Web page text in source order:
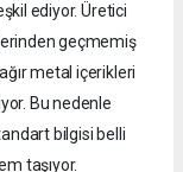
ediyor. Üretici
geçmemiş
metal içerikleri
Bu nedenle
bilgisi belli
taşıyor.